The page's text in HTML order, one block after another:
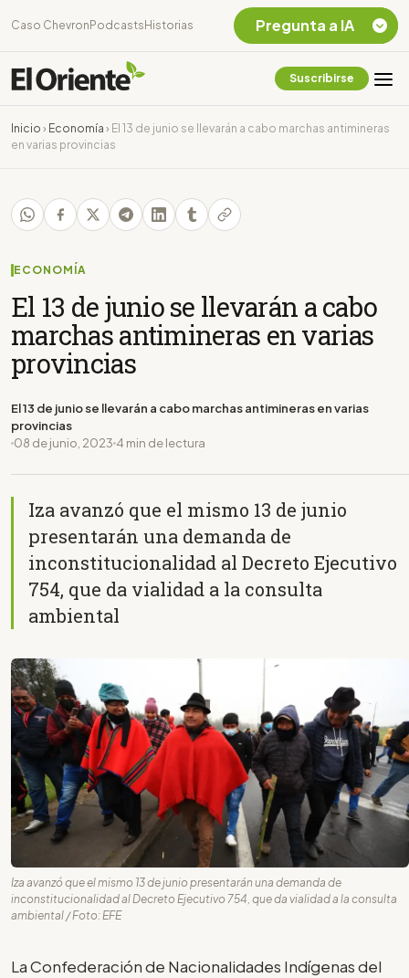
Caso Chevron Podcasts Historias
Suscribirse
Inicio › Economía › El 13 de junio se llevarán a cabo marchas antimineras
en varias provincias
ECONOMÍA
El 13 de junio se llevarán a cabo
marchas antimineras en varias
provincias
El 13 de junio se llevarán a cabo marchas antimineras en varias
provincias
08 de junio, 2023 4 min de lectura
Iza avanzó que el mismo 13 de junio
presentarán una demanda de
inconstitucionalidad al Decreto Ejecutivo
754, que da vialidad a la consulta
ambiental
Iza avanzó que el mismo 13 de junio presentarán una demanda de
inconstitucionalidad al Decreto Ejecutivo 754, que da vialidad a la consulta
ambiental / Foto: EFE
La Confederación de Nacionalidades Indígenas del
Pregunta a IA
Chevron Ecuador